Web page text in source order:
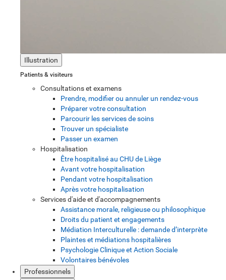
Illustration
Patients & visiteurs
Consultations et examens
Prendre, modifier ou annuler un rendez-vous
Préparer votre consultation
Parcourir les services de soins
Trouver un spécialiste
Passer un examen
Hospitalisation
Être hospitalisé au CHU de Liège
Avant votre hospitalisation
Pendant votre hospitalisation
Après votre hospitalisation
Services d'aide et d'accompagnements
Assistance morale, religieuse ou philosophique
Droits du patient et engagements
Médiation Interculturelle : demande d’interprète
Plaintes et médiations hospitalières
Psychologie Clinique et Action Sociale
Volontaires bénévoles
Professionnels